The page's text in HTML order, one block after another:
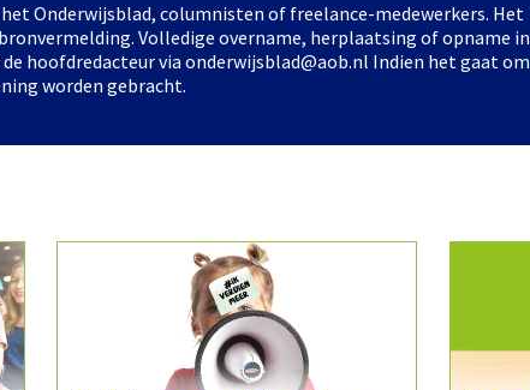
Onderwijsblad, columnisten of freelance-medewerkers. Het
Volledige overname, herplaatsing of opname in
hoofdredacteur via onderwijsblad@aob.nl Indien het gaat om
worden gebracht.